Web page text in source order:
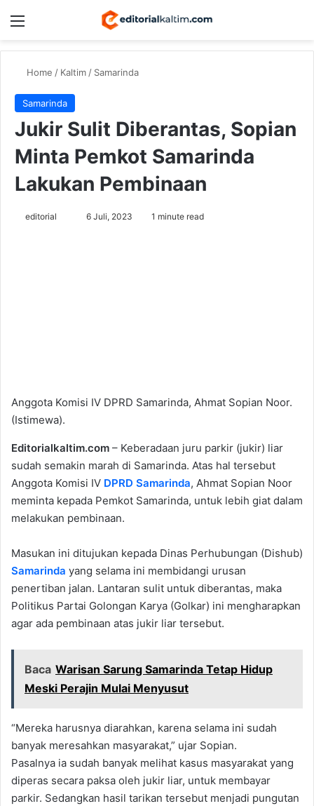
Menu
Home / Kaltim/ Samarinda
Samarinda
Jukir Sulit Diberantas, Sopian
Minta Pemkot Samarinda
Lakukan Pembinaan
editorial
Send6 Juli, 2023 1 minute read
Anggota Komisi IV DPRD Samarinda, Ahmat Sopian Noor.
(Istimewa).
Editorialkaltim.com – Keberadaan juru parkir (jukir) liar
sudah semakin marah di Samarinda. Atas hal tersebut
Anggota Komisi IV DPRD Samarinda, Ahmat Sopian Noor
meminta kepada Pemkot Samarinda, untuk lebih giat dalam
melakukan pembinaan.
Masukan ini ditujukan kepada Dinas Perhubungan (Dishub)
Samarinda yang selama ini membidangi urusan
penertiban jalan. Lantaran sulit untuk diberantas, maka
Politikus Partai Golongan Karya (Golkar) ini mengharapkan
agar ada pembinaan atas jukir liar tersebut.
Baca Warisan Sarung Samarinda Tetap Hidup
Meski Perajin Mulai Menyusut
“Mereka harusnya diarahkan, karena selama ini sudah
banyak meresahkan masyarakat,” ujar Sopian.
Pasalnya ia sudah banyak melihat kasus masyarakat yang
diperas secara paksa oleh jukir liar, untuk membayar
parkir. Sedangkan hasil tarikan tersebut menjadi pungutan